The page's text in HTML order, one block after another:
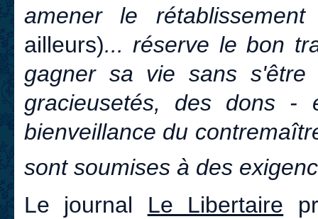
amener le
ailleurs)... réserve le bon
gagner sa vie sans s'être
gracieusetés, des dons
bienveillance du
sont soumises à des
Le journal Le Libertaire